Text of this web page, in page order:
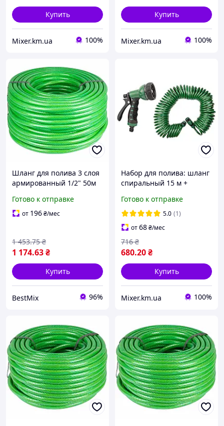
Купить
Mixer.km.ua 100%
Купить
Mixer.km.ua 100%
Шланг для полива 3 слоя
армированный 1/2" 50м
Готово к отправке
от 196₴/мес
1 174.63₴
1 453.75 ₴
Купить
BestMix 96%
Набор для полива: шланг
спиральный 15 м +
режимный GRAD
(5019075)
Готово к отправке
5.0 (1)
от68₴/мес
680.20₴
716 ₴
Купить
Mixer.km.ua 100%